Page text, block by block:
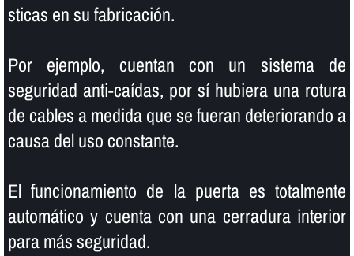
sticas en su fabricación.
Por ejemplo, cuentan con un sistema de
seguridad anti-caí­das, por sí­ hubiera una rotura
de cables a medida que se fueran deteriorando a
causa del uso constante.
El funcionamiento de la puerta es totalmente
automático y cuenta con una cerradura interior
para más seguridad.